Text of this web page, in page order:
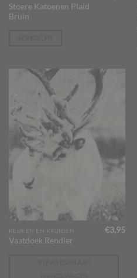
Stoere Katoenen Plaid
Bruin
KEUKEN EN KRUIDEN
Vaatdoek Rendier
€3,95